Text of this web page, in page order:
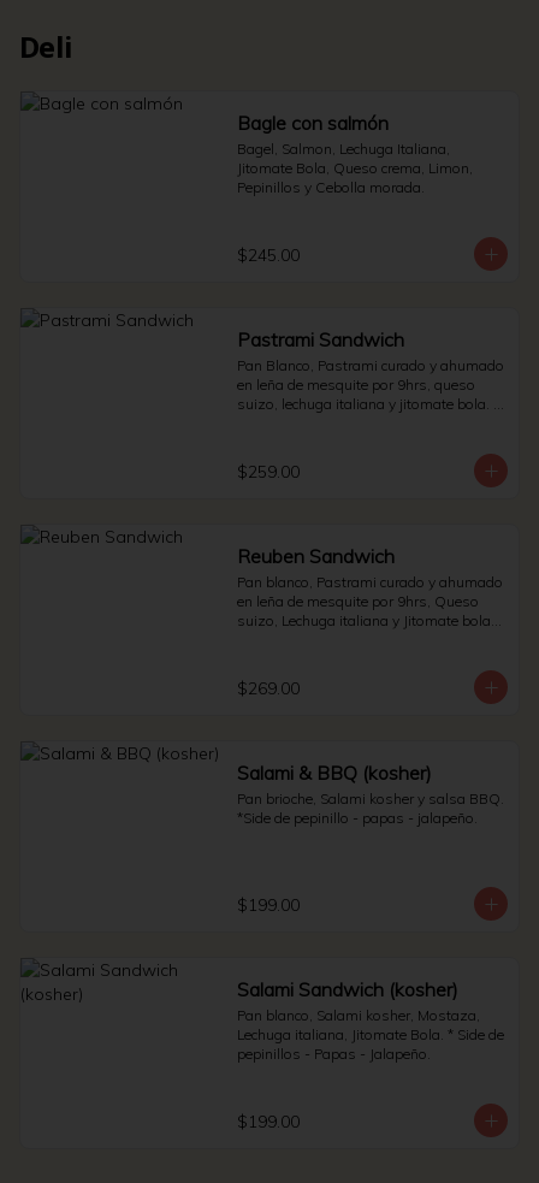
Deli
Bagle con salmón
Bagel, Salmon, Lechuga Italiana,
Jitomate Bola, Queso crema, Limon,
Pepinillos y Cebolla morada.
$245.00
Pastrami Sandwich
Pan Blanco, Pastrami curado y ahumado
en leña de mesquite por 9hrs, queso
suizo, lechuga italiana y jitomate bola. *
$259.00
Reuben Sandwich
Pan blanco, Pastrami curado y ahumado
en leña de mesquite por 9hrs, Queso
suizo, Lechuga italiana y Jitomate bola. *
$269.00
Salami & BBQ (kosher)
Pan brioche, Salami kosher y salsa BBQ.
*Side de pepinillo - papas - jalapeño.
$199.00
Salami Sandwich (kosher)
Pan blanco, Salami kosher, Mostaza,
Lechuga italiana, Jitomate Bola. * Side de
pepinillos - Papas - Jalapeño.
$199.00